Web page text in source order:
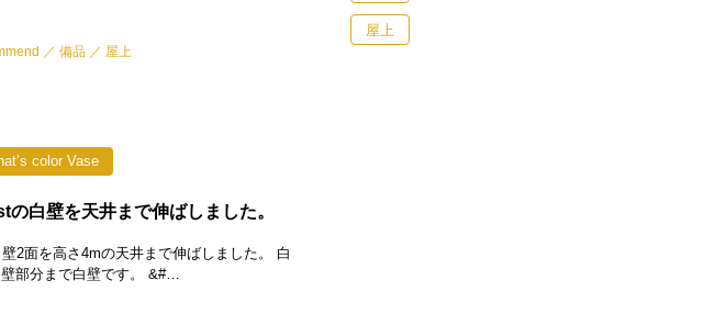
備品 屋上
color Vase
白壁を天井まで伸ばしました。
2面を高さ4mの天井まで伸ばしました。 白
部分まで白壁です。 &#…
屋上